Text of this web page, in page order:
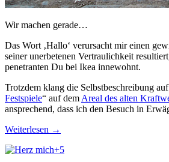
Wir machen gerade…
Das Wort ‚Hallo‘ verursacht mir einen
seiner unerbetenen Vertraulichkeit
penetranten Du bei Ikea innewohnt.
Trotzdem klang die Selbstbeschreibung
Festspiele“ auf dem Areal des alten
ansprechend, dass ich den Besuch in
Weiterlesen →
+5